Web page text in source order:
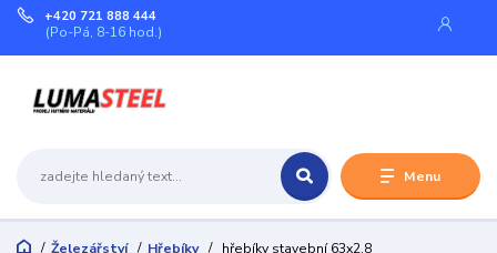
Menu
+420 721 888 444
(Po-Pá, 8-16 hod.)
Železářství Hřebíky hřebíky stavební 63x2,8